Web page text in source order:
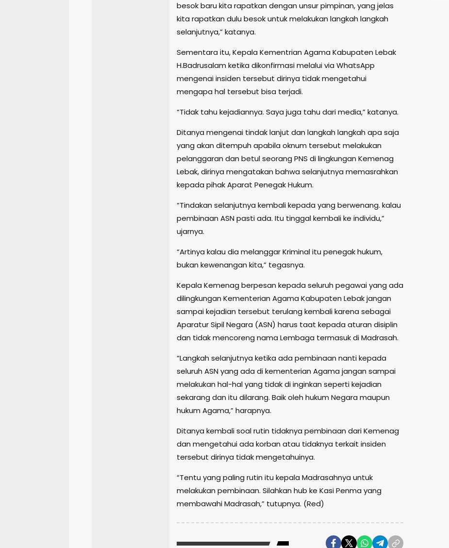
besok baru kita rapatkan dengan unsur pimpinan, yang jelas
kita rapatkan dulu besok untuk melakukan langkah langkah
selanjutnya,” katanya.
Sementara itu, Kepala Kementrian Agama Kabupaten Lebak
H.Badrusalam ketika dikonfirmasi melalui via WhatsApp
mengenai insiden tersebut dirinya tidak mengetahui
mengapa hal tersebut bisa terjadi.
“Tidak tahu kejadiannya. Saya juga tahu dari media,” katanya.
Ditanya mengenai tindak lanjut dan langkah langkah apa saja
yang akan ditempuh apabila oknum tersebut melakukan
pelanggaran dan betul seorang PNS di lingkungan Kemenag
Lebak, dirinya mengatakan bahwa selanjutnya memasrahkan
kepada pihak Aparat Penegak Hukum.
“Tindakan selanjutnya kembali kepada yang berwenang. kalau
pembinaan ASN pasti ada. Itu tinggal kembali ke individu,”
ujarnya.
“Artinya kalau dia melanggar Kriminal itu penegak hukum,
bukan kewenangan kita,” tegasnya.
Kepala Kemenag berpesan kepada seluruh pegawai yang ada
dilingkungan Kementerian Agama Kabupaten Lebak jangan
sampai kejadian tersebut terulang kembali karena sebagai
Aparatur Sipil Negara (ASN) harus taat kepada aturan disiplin
dan tidak mencoreng nama Lembaga termasuk di Madrasah.
“Langkah selanjutnya ketika ada pembinaan nanti kepada
seluruh ASN yang ada di kementerian Agama jangan sampai
melakukan hal-hal yang tidak di inginkan seperti kejadian
sekarang dan itu dilarang. Baik oleh hukum Negara maupun
hukum Agama,” harapnya.
Ditanya kembali soal rutin tidaknya pembinaan dari Kemenag
dan mengetahui ada korban atau tidaknya terkait insiden
tersebut dirinya tidak mengetahuinya.
“Tentu yang paling rutin itu kepala Madrasahnya untuk
melakukan pembinaan. Silahkan hub ke Kasi Penma yang
membawahi Madrasah,” tutupnya. (Red)